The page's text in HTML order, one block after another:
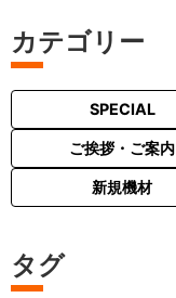
カテゴリー
SPECIAL
ご挨拶・ご案内
新規機材
タグ